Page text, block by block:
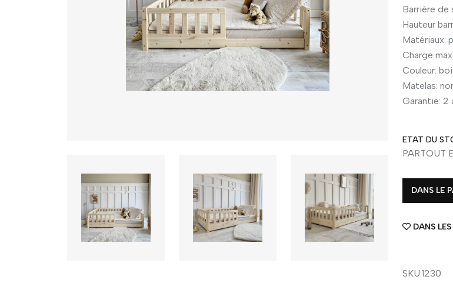
Barrière de
Hauteur
Matériaux:
Charge
Couleur:
Matelas:
Garantie: 2
ETAT DU
PARTOUT
DANS LE
DANS
SKU:1230